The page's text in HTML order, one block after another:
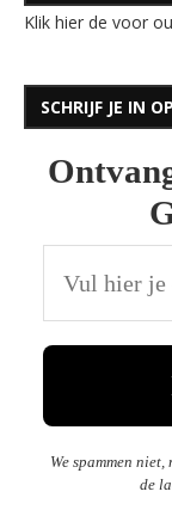
Klik hier de voor
SCHRIJF JE IN
We spammen
de